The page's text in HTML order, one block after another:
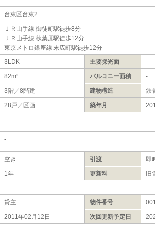
台東区台東2
ＪＲ山手線 御徒町駅徒歩8分
ＪＲ山手線 秋葉原駅徒歩12分
東京メトロ銀座線 末広町駅徒歩12分
3LDK 主要採光面 -
82m² バルコニー面積 -
3階／8階建 建物構造 鉄
28戸／区画 築年月
-
-
空き 引渡 即
1年 更新料 旧
-
貸主 物件番号
2011年02月12日 次回更新予定日